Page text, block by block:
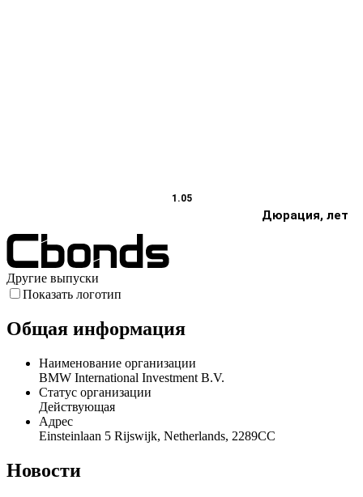
Дюрация, лет
1.05
Другие выпуски
Показать логотип
Общая информация
Наименование организации
BMW International Investment B.V.
Статус организации
Действующая
Адрес
Einsteinlaan 5 Rijswijk, Netherlands, 2289CC
Новости